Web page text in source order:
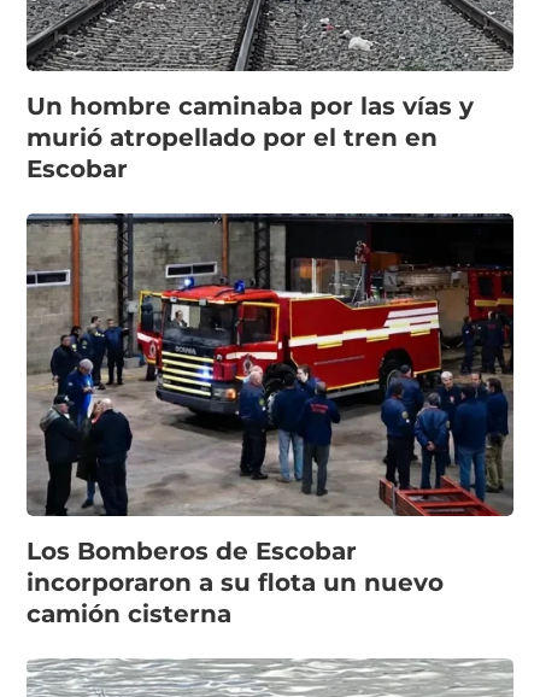
Un hombre caminaba por las vías y
murió atropellado por el tren en
Escobar
Los Bomberos de Escobar
incorporaron a su flota un nuevo
camión cisterna